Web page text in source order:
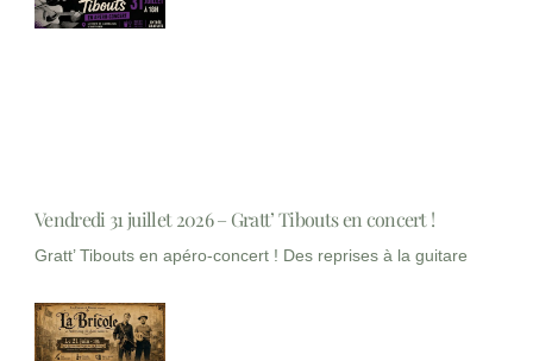
Vendredi 31 juillet 2026 – Gratt’ Tibouts en concert !
Gratt’ Tibouts en apéro-concert ! Des reprises à la guitare